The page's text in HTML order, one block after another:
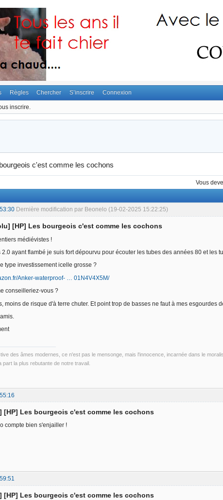
Règles Chercher S’inscrire Connexion
inscrire.
c'est comme les cochons
Vous
Dernière modification par Beonelo (19-02-2025 15:22:25)
[HP] Les bourgeois c'est comme les cochons
médiévistes !
2.0 ayant flambé je suis fort dépourvu pour écouter les tubes des années 80 et les
type investissement icelle grosse ?
Anker-waterproof- … 01N4V4X5M/
conseilleriez-vous ?
moins de risque d'à terre chuter. Et point trop de basses ne faut à mes esgourdes
des âmes modernes, ce n'est pas le mensonge, mais l'innocence, incarnée dans le
part la plus rebutante de notre travail.
[HP] Les bourgeois c'est comme les cochons
compte bien s'enjailler !
[HP] Les bourgeois c'est comme les cochons